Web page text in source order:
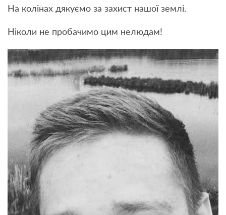
На колінах дякуємо за захист нашої землі.
Ніколи не пробачимо цим нелюдам!